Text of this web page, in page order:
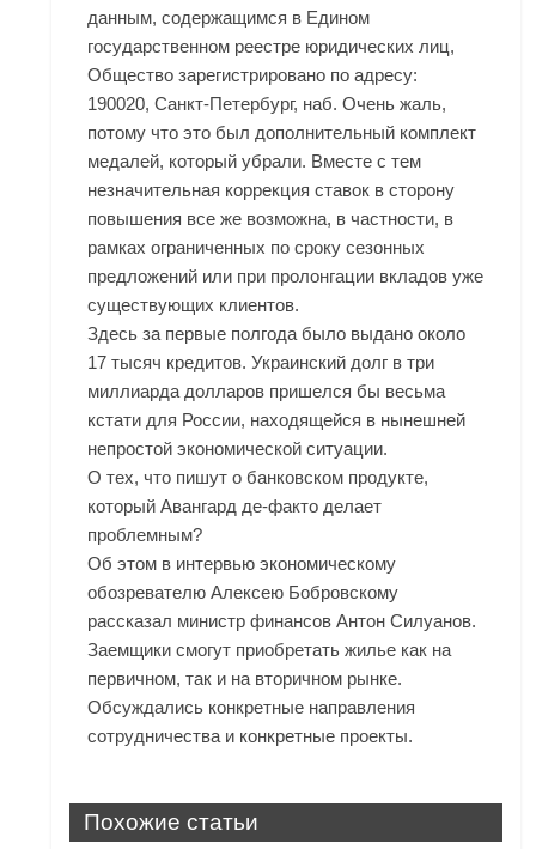
данным, содержащимся в Едином
государственном реестре юридических лиц,
Общество зарегистрировано по адресу:
190020, Санкт-Петербург, наб. Очень жаль,
потому что это был дополнительный комплект
медалей, который убрали. Вместе с тем
незначительная коррекция ставок в сторону
повышения все же возможна, в частности, в
рамках ограниченных по сроку сезонных
предложений или при пролонгации вкладов уже
существующих клиентов.
Здесь за первые полгода было выдано около
17 тысяч кредитов. Украинский долг в три
миллиарда долларов пришелся бы весьма
кстати для России, находящейся в нынешней
непростой экономической ситуации.
О тех, что пишут о банковском продукте,
который Авангард де-факто делает
проблемным?
Об этом в интервью экономическому
обозревателю Алексею Бобровскому
рассказал министр финансов Антон Силуанов.
Заемщики смогут приобретать жилье как на
первичном, так и на вторичном рынке.
Обсуждались конкретные направления
сотрудничества и конкретные проекты.
Похожие статьи